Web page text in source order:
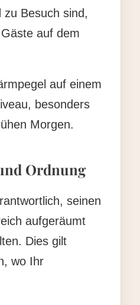
zu Besuch sind,
auf dem
auf einem
besonders
Morgen.
Ordnung
seinen
aufgeräumt
Dies gilt
wo Ihr